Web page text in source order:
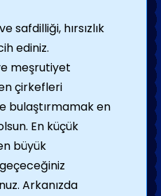
safdilliği, hırsızlık
ediniz.
meşrutiyet
çirkefleri
bulaştırmamak en
En küçük
büyük
Arkanızda